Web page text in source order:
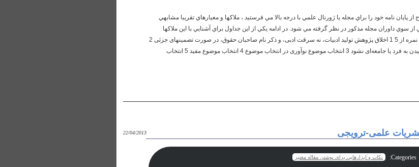
پايان نامه خود را براي مجله يا ژورنال علمي با درجه بالا مي فرستيد ، ملاكها و معيارهاي تقريبا مشابهي
سوي داوران مجله مذكور در نظر گرفته مي شود. در ادامه يكي از اين جداول براي آشنايي با اين ملاكها
آورده شده است. ردیف عنوان کلی عنوان جزیی نمره از 5 1 اخلاق پژوهش تولید ادبیات، نه سرقت ادبی، و ذکر نام صاحبان حقوق، در صورت تضمینهای جزئی 2
مراعات این که انجام پژوهش، موجب آسیب رسیدن به فرد یا جامعه‌ای نشود 3 انتخاب موضوع نوآوری در انتخاب موضوع 4 انتخاب موضوع مفید 5 انتخاب
علمی-ترویجی 22/04/2013
Categories: نكات و ابزارهايي براي نوشتن مقاله معتبر